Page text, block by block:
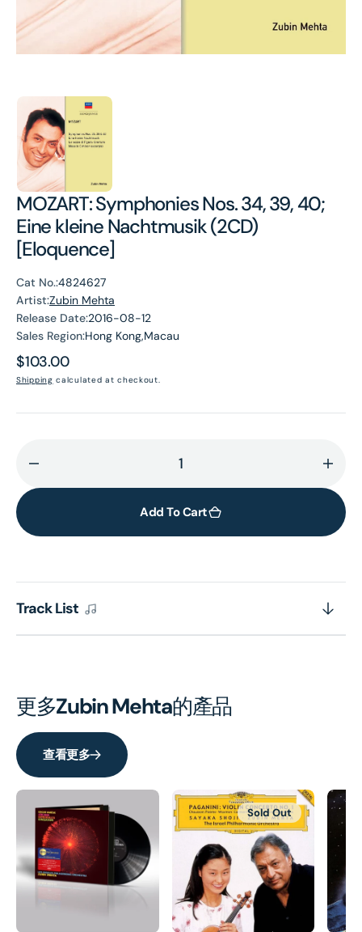
MOZART: Symphonies Nos. 34, 39, 40;
Eine kleine Nachtmusik (2CD)
[Eloquence]
Cat No.:4824627
Artist:Zubin Mehta
Release Date:2016-08-12
Sales Region:Hong Kong,Macau
Regular
price
$103.00
Shipping calculated at checkout.
quantity
MOZART:
34,
39,
(2CD)
for
34,
39,
Add To Cart
Track List
更多Zubin Mehta的產品
查看更多
Sold Out